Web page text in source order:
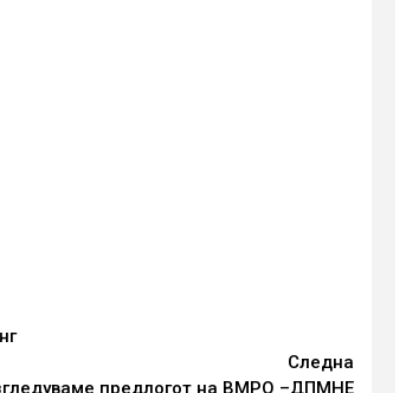
Следна
предлогот на ВМРО –ДПМНЕ